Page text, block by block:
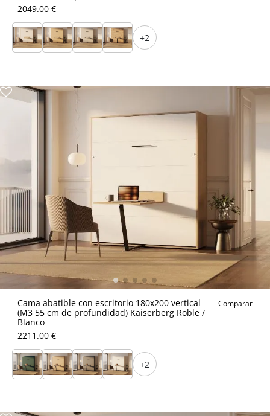
2049.00 €
+2
Cama abatible con escritorio 180x200 vertical
(M3 55 cm de profundidad) Kaiserberg Roble /
Blanco
Comparar
2211.00 €
+2